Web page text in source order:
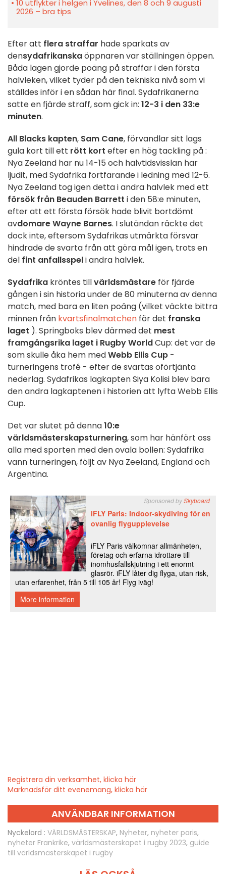
10 utflykter i helgen i Yvelines, den 8 och 9 augusti
2026 – bra tips
Efter att flera straffar hade sparkats av
densydafrikanskaöppnaren var ställningen öppen.
Båda lagen gjorde poäng på straffar i den första
halvleken, vilket tyder på den tekniska nivå som vi
ställdes inför i en sådan här final. Sydafrikanerna
satte en fjärde straff, som gick in: 12-3 i den 33:e
minuten.
All Blacks kapten, Sam Cane, förvandlar sitt lags
gula kort till ett rött kort efter en hög tackling på:
Nya Zeeland har nu 14-15 och halvtidsvisslan har
ljudit, med Sydafrika fortfarande i ledning med 12-6.
Nya Zeeland tog igen detta i andra halvlek med ett
försök från Beauden Barrett i den 58:e minuten,
efter att ett första försök hade blivit bortdömt
avdomare Wayne Barnes. I slutändan räckte det
dock inte, eftersom Sydafrikas utmärkta försvar
hindrade de svarta från att göra mål igen, trots en
del fint anfallsspeli andra halvlek.
Sydafrika kröntes tillvärldsmästare för fjärde
gången i sin historia under de 80 minuterna av denna
match, med bara en liten poäng (vilket väckte bittra
minnen från kvartsfinalmatchen för det franska
laget ). Springboks blev därmed det mest
framgångsrika laget i Rugby WorldCup: det var de
som skulle åka hem medWebb Ellis Cup -
turneringens trofé - efter de svartas oförtjänta
nederlag. Sydafrikas lagkapten Siya Kolisi blev bara
den andra lagkaptenen i historien att lyfta Webb Ellis
Cup.
Det var slutet på denna10:e
världsmästerskapsturnering, som har hänfört oss
alla med sporten med den ovala bollen: Sydafrika
vann turneringen, följt av Nya Zeeland, England och
Argentina.
Registrera din verksamhet, klicka här
Marknadsför ditt evenemang, klicka här
ANVÄNDBAR INFORMATION
Nyckelord : VÄRLDSMÄSTERSKAP, Nyheter, nyheter paris,
nyheter Frankrike, världsmästerskapet i rugby 2023, guide
till världsmästerskapet i rugby